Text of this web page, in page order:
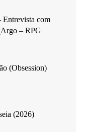
Entrevista com
– RPG
(Obsession)
(2026)